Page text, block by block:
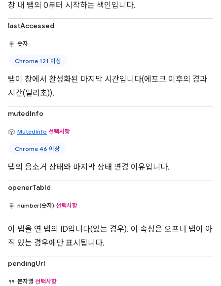
창 내 탭의 0부터 시작하는 색인입니다.
lastAccessed
숫자
Chrome 121 이상
탭이 창에서 활성화된 마지막 시간입니다(에포크 이후의 경과
시간(밀리초)).
mutedInfo
MutedInfo 선택사항
Chrome 46 이상
탭의 음소거 상태와 마지막 상태 변경 이유입니다.
openerTabId
number(숫자) 선택사항
이 탭을 연 탭의 ID입니다(있는 경우). 이 속성은 오프너 탭이 아
직 있는 경우에만 표시됩니다.
pendingUrl
문자열 선택사항